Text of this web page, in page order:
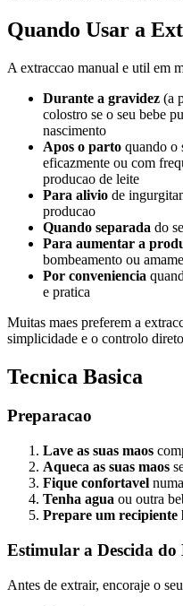
Quando Usar a
A extraccao manual e util em
Durante a gravidez (a
colostro se o seu bebe
nascimento
Apos o parto quando o
eficazmente ou com
producao de leite
Para alivio de
producao
Quando separada do
Para aumentar a
bombeamento ou
Por conveniencia
e pratica
Muitas maes preferem a
simplicidade e o controlo
Tecnica Basica
Preparacao
Lave as suas maos
Aqueca as suas maos
Fique confortavel
Tenha agua ou outra
Prepare um recipiente
Estimular a Descida do
Antes de extrair, encoraje o